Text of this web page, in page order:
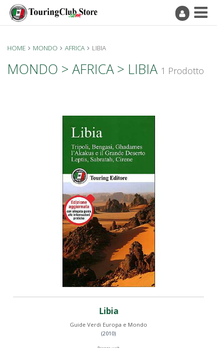
HOME MONDO AFRICA LIBIA
MONDO > AFRICA > LIBIA 1 Prodotto
Libia
Guide Verdi Europa e Mondo
(2010)